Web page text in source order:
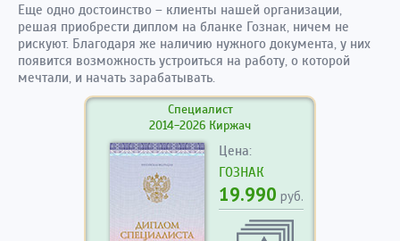
Еще одно достоинство – клиенты нашей организации,
решая приобрести диплом на бланке Гознак, ничем не
рискуют. Благодаря же наличию нужного документа, у них
появится возможность устроиться на работу, о которой
мечтали, и начать зарабатывать.
Специалист
2014-2026 Киржач
Цена:
ГОЗНАК
19.990 руб.